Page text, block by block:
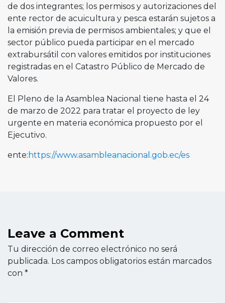
de dos integrantes; los permisos y autorizaciones del
ente rector de acuicultura y pesca estarán sujetos a
la emisión previa de permisos ambientales; y que el
sector público pueda participar en el mercado
extrabursátil con valores emitidos por instituciones
registradas en el Catastro Público de Mercado de
Valores.
El Pleno de la Asamblea Nacional tiene hasta el 24
de marzo de 2022 para tratar el proyecto de ley
urgente en materia económica propuesto por el
Ejecutivo.
ente: https://www.asambleanacional.gob.ec/es
Leave a Comment
Tu dirección de correo electrónico no será
publicada. Los campos obligatorios están marcados
con *